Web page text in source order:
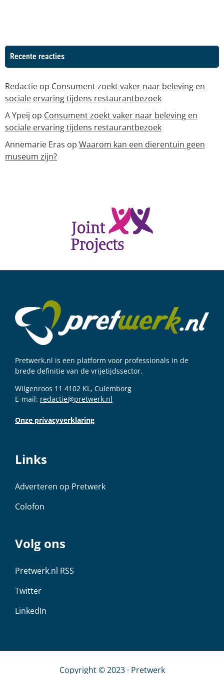
Recente reacties
Redactie op Consument zoekt vaker naar beleving en
sociale ervaring tijdens restaurantbezoek
A Ypeij op Consument zoekt vaker naar beleving en
sociale ervaring tijdens restaurantbezoek
Annemarie Eras op Waarom kan een dierentuin geen
museum zijn?
Pretwerk.nl is een platform voor professionals in de
brede definitie van de vrijetijdssector.
Wilgenroos 11 4102 KL, Culemborg
E-mail: redactie@pretwerk.nl
Onze privacyverklaring
Links
Adverteren op Pretwerk
Colofon
Volg ons
Pretwerk.nl RSS
Twitter
LinkedIn
Copyright © 2023 · Pretwerk